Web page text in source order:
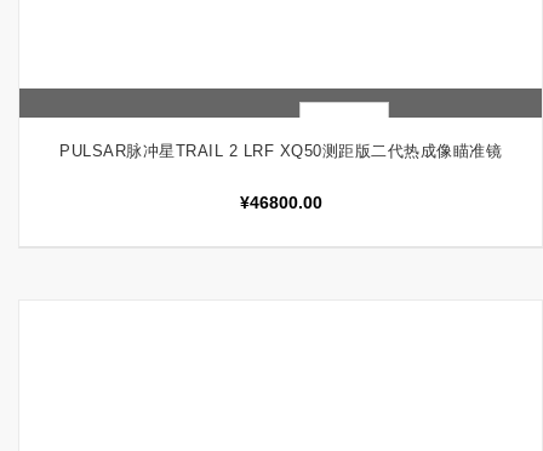
加入购物车 快速查看
PULSAR脉冲星TRAIL 2 LRF XQ50测距版二代热成像瞄准镜
¥46800.00